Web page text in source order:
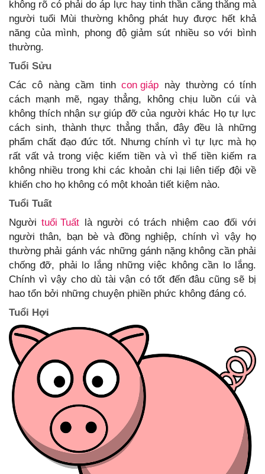
không rõ có phải do áp lực hay tinh thần căng thẳng mà
người tuổi Mùi thường không phát huy được hết khả
năng của mình, phong độ giảm sút nhiều so với bình
thường.
Tuổi Sửu
Các cô nàng cầm tinhcon giáp này thường có tính
cách mạnh mẽ, ngay thẳng, không chịu luồn cúi và
không thích nhận sự giúp đỡ của người khác Họ tự lực
cách sinh, thành thực thẳng thắn, đây đều là những
phẩm chất đạo đức tốt. Nhưng chính vì tự lực mà họ
rất vất vả trong việc kiếm tiền và vì thế tiền kiếm ra
không nhiều trong khi các khoản chi lại liên tiếp đội về
khiến cho họ không có một khoản tiết kiệm nào.
Tuổi Tuất
Ngườituổi Tuất là người có trách nhiệm cao đối với
người thân, bạn bè và đồng nghiệp, chính vì vậy họ
thường phải gánh vác những gánh nặng không cần phải
chống đỡ, phải lo lắng những việc không cần lo lắng.
Chính vì vậy cho dù tài vận có tốt đến đâu cũng sẽ bị
hao tổn bởi những chuyện phiền phức không đáng có.
Tuổi Hợi